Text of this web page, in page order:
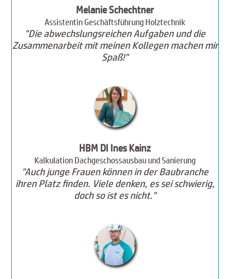
Melanie Schechtner
Assistentin Geschäftsführung Holztechnik
"Die abwechslungsreichen Aufgaben und die
Zusammenarbeit mit meinen Kollegen machen mir
Spaß!"
HBM DI Ines Kainz
Kalkulation Dachgeschossausbau und Sanierung
"Auch junge Frauen können in der Baubranche
ihren Platz finden. Viele denken, es sei schwierig,
doch so ist es nicht."